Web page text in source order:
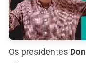
Os presidentes